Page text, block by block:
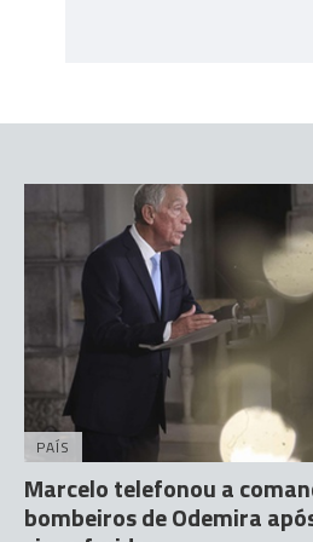
PAÍS
Marcelo telefonou a
bombeiros de Odemira